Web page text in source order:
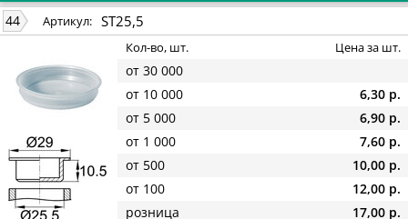
44 Артикул: ST25,5
Кол-во, шт. Цена за шт.
от 30 000
от 10 000
6,30 р.
от 5 000
6,90 р.
от 1 000
7,60 р.
от 500
10,00 р.
от 100
12,00 р.
розница
17,00 р.